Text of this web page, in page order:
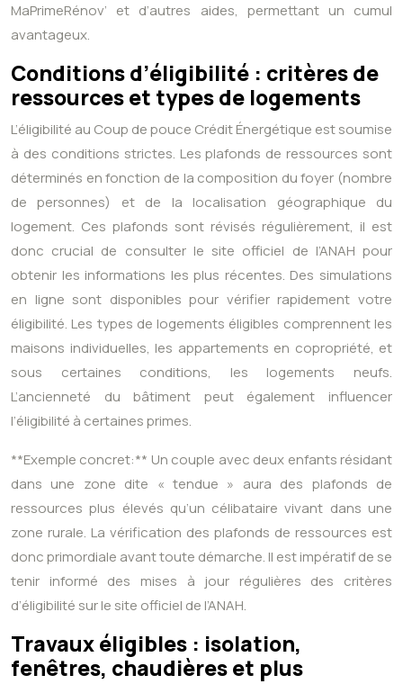
MaPrimeRénov’ et d’autres aides, permettant un cumul
avantageux.
Conditions d’éligibilité : critères de
ressources et types de logements
L’éligibilité au Coup de pouce Crédit Énergétique est soumise
à des conditions strictes. Les plafonds de ressources sont
déterminés en fonction de la composition du foyer (nombre
de personnes) et de la localisation géographique du
logement. Ces plafonds sont révisés régulièrement, il est
donc crucial de consulter le site officiel de l’ANAH pour
obtenir les informations les plus récentes. Des simulations
en ligne sont disponibles pour vérifier rapidement votre
éligibilité. Les types de logements éligibles comprennent les
maisons individuelles, les appartements en copropriété, et
sous certaines conditions, les logements neufs.
L’ancienneté du bâtiment peut également influencer
l’éligibilité à certaines primes.
**Exemple concret:** Un couple avec deux enfants résidant
dans une zone dite « tendue » aura des plafonds de
ressources plus élevés qu’un célibataire vivant dans une
zone rurale. La vérification des plafonds de ressources est
donc primordiale avant toute démarche. Il est impératif de se
tenir informé des mises à jour régulières des critères
d’éligibilité sur le site officiel de l’ANAH.
Travaux éligibles : isolation,
fenêtres, chaudières et plus